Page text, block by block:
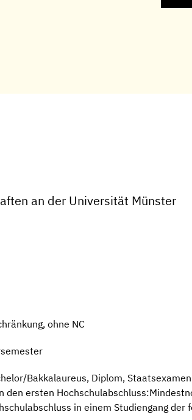
an der Universität Münster
ohne NC
Bakkalaureus, Diplom,
den ersten
in einem Studiengang